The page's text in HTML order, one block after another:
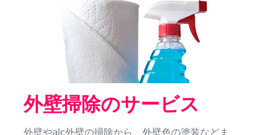
外壁掃除のサービス
外壁やalc外壁の掃除から、外壁色の塗装などま